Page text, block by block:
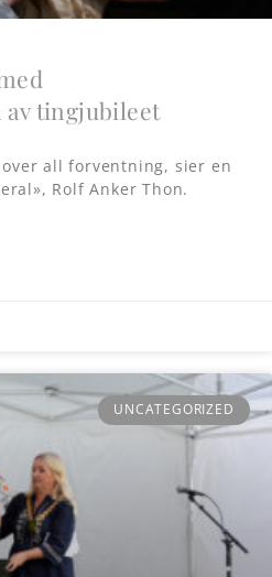
tingjubileet
all forventning, sier en
Rolf Anker Thon.
UNCATEGORIZED